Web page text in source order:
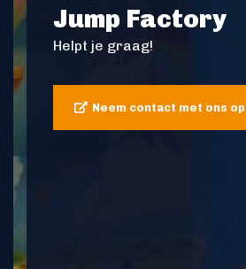
Jump Factory
Helpt je graag!
Neem contact met ons op